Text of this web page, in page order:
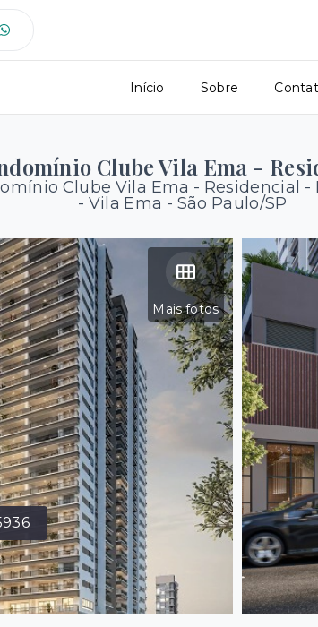
Início Sobre
Clube Vila Ema -
Clube Vila Ema - Residencial -
- Vila Ema - São Paulo/SP
Mais fotos